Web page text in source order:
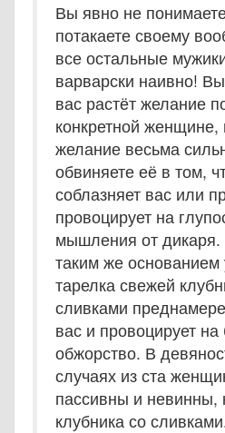
Вы явно не
потакаете своему
все остальные
варварски наивно!
вас растёт желание
конкретной женщине,
желание весьма
обвиняете её в том,
соблазняет вас или
провоцирует на
мышления от
таким же основанием
тарелка свежей
сливками
вас и провоцирует
обжорство. В
случаях из ста
пассивны и невинны,
клубника со